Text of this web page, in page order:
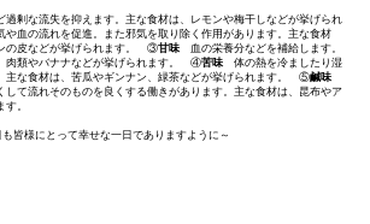
剰な流失を抑えます。主な食材は、レモンや梅干しなどが挙げられ
血の流れを促進。また邪気を取り除く作用があります。主な食材
の皮などが挙げられます。 ③甘味 血の栄養分などを補給します。
肉類やバナナなどが挙げられます。 ④苦味 体の熱を冷ましたり湿
主な食材は、苦瓜やギンナン、緑茶などが挙げられます。 ⑤鹹味
して流れそのものを良くする働きがあります。主な食材は、昆布やア
。
も皆様にとって幸せな一日でありますように～